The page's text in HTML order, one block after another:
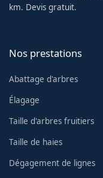
km. Devis gratuit.
Nos prestations
Abattage d'arbres
Élagage
Taille d'arbres fruitiers
Taille de haies
Dégagement de lignes